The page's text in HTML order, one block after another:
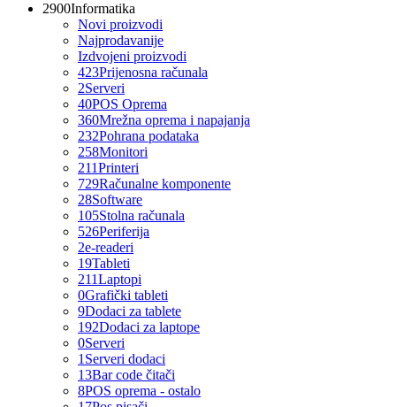
2900Informatika
Novi proizvodi
Najprodavanije
Izdvojeni proizvodi
423Prijenosna računala
2Serveri
40POS Oprema
360Mrežna oprema i napajanja
232Pohrana podataka
258Monitori
211Printeri
729Računalne komponente
28Software
105Stolna računala
526Periferija
2e-readeri
19Tableti
211Laptopi
0Grafički tableti
9Dodaci za tablete
192Dodaci za laptope
0Serveri
1 Serveri dodaci
13Bar code čitači
8POS oprema - ostalo